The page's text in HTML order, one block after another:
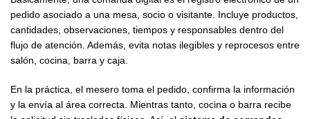
pedido asociado a una mesa, socio o visitante. Incluye productos,
cantidades, observaciones, tiempos y responsables dentro del
flujo de atención. Además, evita notas ilegibles y reprocesos entre
salón, cocina, barra y caja.
En la práctica, el mesero toma el pedido, confirma la información
y la envía al área correcta. Mientras tanto, cocina o barra recibe